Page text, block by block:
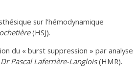
sur l’hémodynamique
(HSJ).
du « burst suppression » par analyse
Pascal Laferrière-Langlois(HMR).